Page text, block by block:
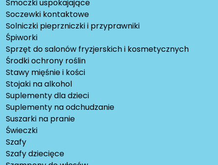
Smoczki uspokajające
Soczewki kontaktowe
Solniczki pieprzniczki i przyprawniki
Śpiworki
Sprzęt do salonów fryzjerskich i kosmetycznych
Środki ochrony roślin
Stawy mięśnie i kości
Stojaki na alkohol
Suplementy dla dzieci
Suplementy na odchudzanie
Suszarki na pranie
Świeczki
Szafy
Szafy dziecięce